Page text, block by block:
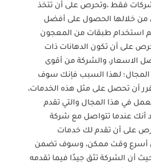
فقط ،وتحرص على أن تتخذ
من خلالها الحصول على أفضل
يتم استخدام طبقات من المعجون
على أن تكون الدهانات ذات
الاسعار، والشركة من أقوى
لهذا السبب فإنك سوف
تقرر أن تحصل على مثل هذه الخدمات،
في هذا المجال والتي تقدم
أنك عندما تتواصل مع شركة
على أن تقدم لك خدمات
أسرع وقت ممكن، وسوف تضمن
أن الشركة تثق جيدًا فيما تقدمه